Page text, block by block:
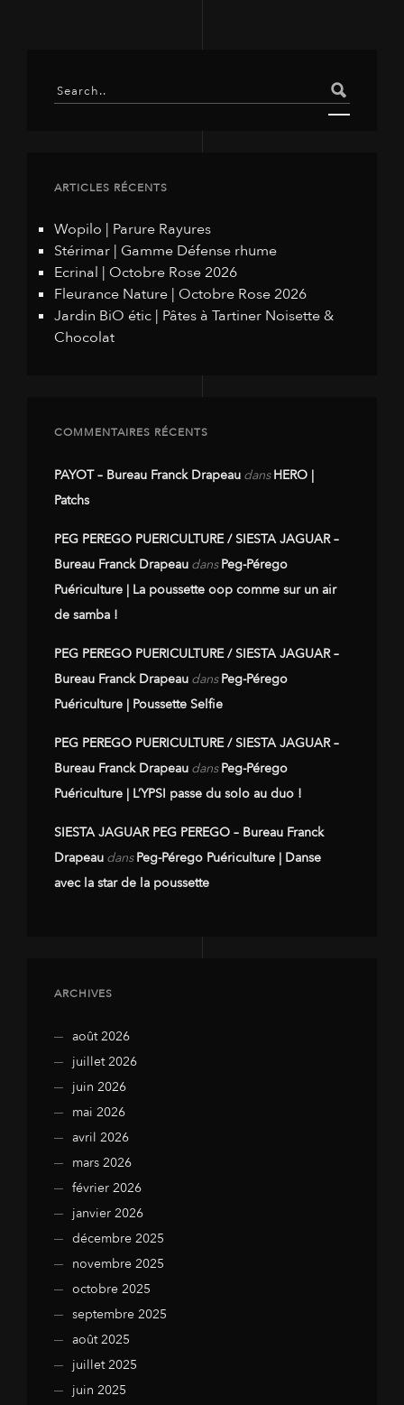
ARTICLES RÉCENTS
Wopilo | Parure Rayures
Stérimar | Gamme Défense rhume
Ecrinal | Octobre Rose 2026
Fleurance Nature | Octobre Rose 2026
Jardin BiO étic | Pâtes à Tartiner Noisette &
Chocolat
COMMENTAIRES RÉCENTS
PAYOT – Bureau Franck Drapeau dansHERO |
Patchs
PEG PEREGO PUERICULTURE / SIESTA JAGUAR –
Bureau Franck Drapeau dansPeg-Pérego
Puériculture | La poussette oop comme sur un air
de samba !
PEG PEREGO PUERICULTURE / SIESTA JAGUAR –
Bureau Franck Drapeau dansPeg-Pérego
Puériculture | Poussette Selfie
PEG PEREGO PUERICULTURE / SIESTA JAGUAR –
Bureau Franck Drapeau dansPeg-Pérego
Puériculture | L’YPSI passe du solo au duo !
SIESTA JAGUAR PEG PEREGO – Bureau Franck
Drapeau dansPeg-Pérego Puériculture | Danse
avec la star de la poussette
ARCHIVES
août 2026
juillet 2026
juin 2026
mai 2026
avril 2026
mars 2026
février 2026
janvier 2026
décembre 2025
novembre 2025
octobre 2025
septembre 2025
août 2025
juillet 2025
juin 2025